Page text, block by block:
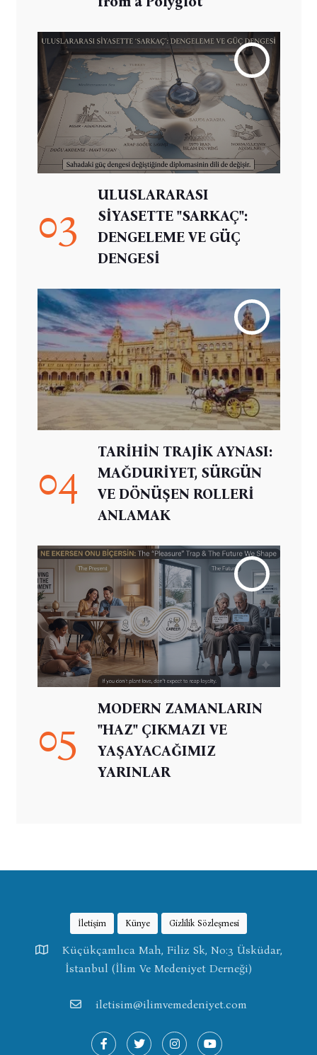
03
ULUSLARARASI
SİYASETTE "SARKAÇ":
DENGELEME VE GÜÇ
DENGESİ
04
TARİHİN TRAJİK AYNASI:
MAĞDURİYET, SÜRGÜN
VE DÖNÜŞEN ROLLERİ
ANLAMAK
05
MODERN ZAMANLARIN
"HAZ" ÇIKMAZI VE
YAŞAYACAĞIMIZ
YARINLAR
İletişim Künye Gizlilik Sözleşmesi
Küçükçamlıca Mah, Filiz Sk, No:3 Üsküdar,
İstanbul (İlim Ve Medeniyet Derneği)
iletisim@ilimvemedeniyet.com